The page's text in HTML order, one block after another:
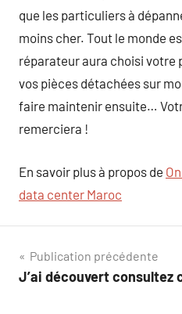
que les particuliers à
moins cher. Tout le monde
réparateur aura choisi votre
vos pièces détachées sur
faire maintenir ensuite…
remerciera !
En savoir plus à propos de
data center Maroc
Navigation
de
Publication précédente
J’ai découvert consultez